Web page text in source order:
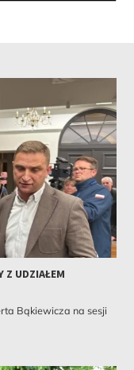
Z UDZIAŁEM
Bąkiewicza na sesji